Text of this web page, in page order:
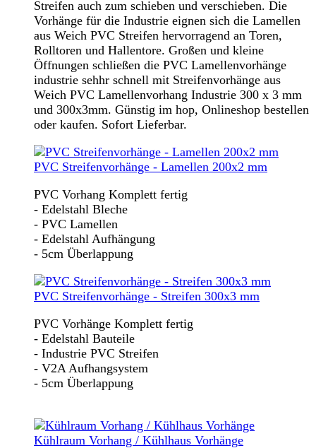
Streifen auch zum schieben und verschieben. Die
Vorhänge für die Industrie eignen sich die Lamellen
aus Weich PVC Streifen hervorragend an Toren,
Rolltoren und Hallentore. Großen und kleine
Öffnungen schließen die PVC Lamellenvorhänge
industrie sehhr schnell mit Streifenvorhänge aus
Weich PVC Lamellenvorhang Industrie 300 x 3 mm
und 300x3mm. Günstig im hop, Onlineshop bestellen
oder kaufen. Sofort Lieferbar.
PVC Streifenvorhänge - Lamellen 200x2 mm
PVC Vorhang Komplett fertig
- Edelstahl Bleche
- PVC Lamellen
- Edelstahl Aufhängung
- 5cm Überlappung
PVC Streifenvorhänge - Streifen 300x3 mm
PVC Vorhänge Komplett fertig
- Edelstahl Bauteile
- Industrie PVC Streifen
- V2A Aufhangsystem
- 5cm Überlappung
Kühlraum Vorhang / Kühlhaus Vorhänge